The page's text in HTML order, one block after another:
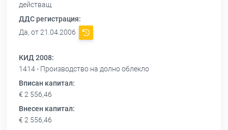
действащ
ДДС регистрация:
Да, от 21.04.2006
КИД 2008:
1414 - Производство на долно облекло
Вписан капитал:
€ 2 556,46
Внесен капитал:
€ 2 556,46